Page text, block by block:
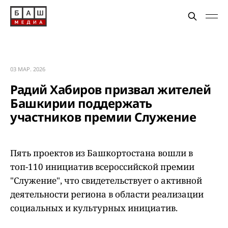
03 МАР. 2026
Радий Хабиров призвал жителей
Башкирии поддержать
участников премии Служение
Пять проектов из Башкортостана вошли в
топ-110 инициатив всероссийской премии
"Служение", что свидетельствует о активной
деятельности региона в области реализации
социальных и культурных инициатив.